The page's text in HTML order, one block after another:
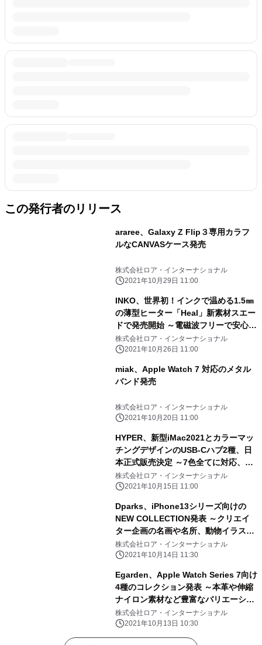
この発行者のリリース
araree、Galaxy Z Flip３専用カラフ
ルなCANVASケース発売
株式会社ロア・インターナショナル
2021年10月29日 11:00
INKO、世界初！インクで温める1.5㎜
の薄型ヒーター「Heal」新素材スエー
ドで発売開始 ～電磁波フリーで安心安
全、速暖47℃のシート全面発熱～
株式会社ロア・インターナショナル
2021年10月26日 11:00
miak、Apple Watch 7 対応のメタル
バンド発売
株式会社ロア・インターナショナル
2021年10月20日 11:00
HYPER、新型iMac2021とカラーマッ
チングデザインのUSB-Cハブ2種、日
本正式販売決定 ～7色全てに対応、高
速データ通信を実現、期間限定で先行
販売＆キャンペーン実施中～
株式会社ロア・インターナショナル
2021年10月15日 11:00
Dparks、iPhone13シリーズ向けの
NEW COLLECTION発表 ～クリエイ
ター企画の名画や名所、動物イラスト
のオリジナルデザインをラインアップ
～
株式会社ロア・インターナショナル
2021年10月14日 11:30
Egarden、Apple Watch Series 7向け
4種のコレクション発表 ～本革や伸縮
ナイロン素材など豊富なバリエーショ
ン～
株式会社ロア・インターナショナル
2021年10月13日 10:30